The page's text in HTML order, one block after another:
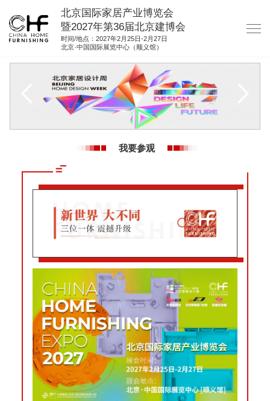
北京国际家居产业博览会
暨2027年第36届北京建博会
时间/地点：2027年2月25日-2月27日
北京·中国国际展览中心（顺义馆）
我要参观